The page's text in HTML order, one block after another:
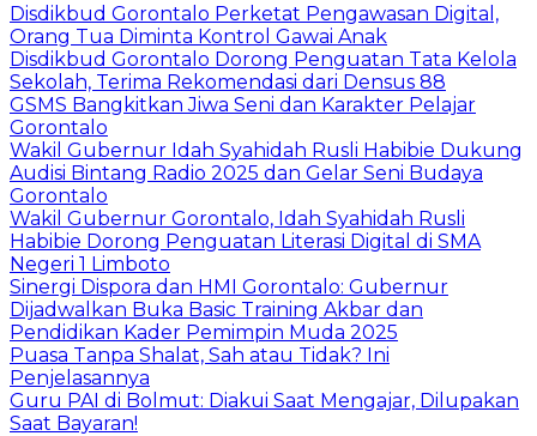
Disdikbud Gorontalo Perketat Pengawasan Digital,
Orang Tua Diminta Kontrol Gawai Anak
Disdikbud Gorontalo Dorong Penguatan Tata Kelola
Sekolah, Terima Rekomendasi dari Densus 88
GSMS Bangkitkan Jiwa Seni dan Karakter Pelajar
Gorontalo
Wakil Gubernur Idah Syahidah Rusli Habibie Dukung
Audisi Bintang Radio 2025 dan Gelar Seni Budaya
Gorontalo
Wakil Gubernur Gorontalo, Idah Syahidah Rusli
Habibie Dorong Penguatan Literasi Digital di SMA
Negeri 1 Limboto
Sinergi Dispora dan HMI Gorontalo: Gubernur
Dijadwalkan Buka Basic Training Akbar dan
Pendidikan Kader Pemimpin Muda 2025
Puasa Tanpa Shalat, Sah atau Tidak? Ini
Penjelasannya
Guru PAI di Bolmut: Diakui Saat Mengajar, Dilupakan
Saat Bayaran!